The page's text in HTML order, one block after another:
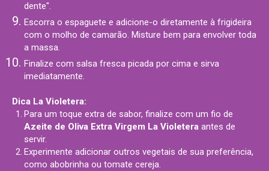
dente".
Escorra o espaguete e adicione-o diretamente à frigideira
com o molho de camarão. Misture bem para envolver toda
a massa.
Finalize com salsa fresca picada por cima e sirva
imediatamente.
Dica La Violetera:
Para um toque extra de sabor, finalize com um fio de
Azeite de Oliva Extra Virgem La Violetera antes de
servir.
Experimente adicionar outros vegetais de sua preferência,
como abobrinha ou tomate cereja.